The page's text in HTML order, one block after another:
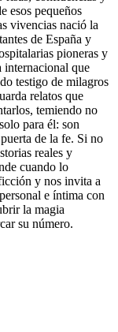
esos pequeños
vivencias nació la
de España y
pioneras y
internacional que
testigo de milagros
relatos que
temiendo no
para él: son
de la fe. Si no
reales y
cuando lo
y nos invita a
e íntima con
la magia
su número.